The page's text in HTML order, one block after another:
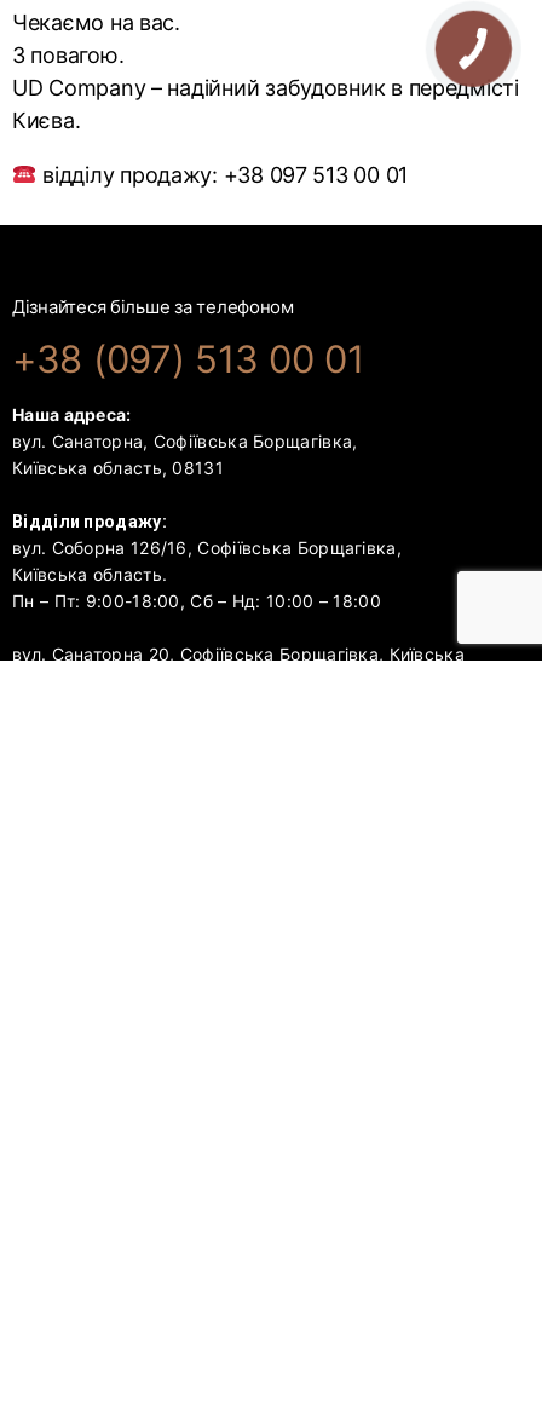
Чекаємо на вас.
З повагою.
UD Сompany – надійний забудовник в передмісті
Києва.
відділу продажу: +38 097 513 00 01
Дізнайтеся більше за телефоном
+38 (097) 513 00 01
Наша адреса:
вул. Санаторна, Софіївська Борщагівка,
Київська область, 08131
Відділи продажу:
вул. Соборна 126/16, Софіївська Борщагівка,
Київська область.
Пн – Пт: 9:00-18:00, Сб – Нд: 10:00 – 18:00
вул. Санаторна 20, Софіївська Борщагівка, Київська